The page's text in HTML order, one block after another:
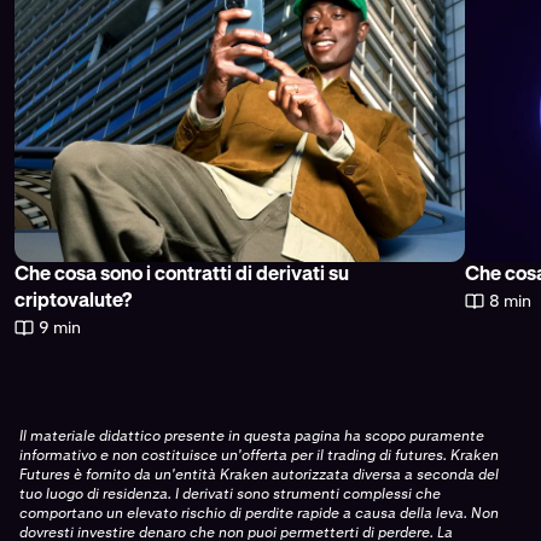
Che cosa sono i contratti di derivati su
criptovalute?
9 min
Che
8 min
Il materiale didattico presente in questa pagina ha scopo puramente
informativo e non costituisce un'offerta per il trading di futures. Kraken
Futures è fornito da un'entità Kraken autorizzata diversa a seconda del
tuo luogo di residenza. I derivati sono strumenti complessi che
comportano un elevato rischio di perdite rapide a causa della leva. Non
dovresti investire denaro che non puoi permetterti di perdere. La